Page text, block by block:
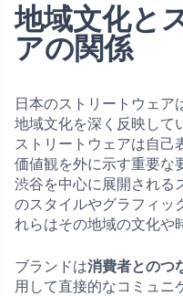
地域文化と
アの関係
日本のストリートウェア
地域文化を深く反映して
ストリートウェアは自己
価値観を外に示す重要な
渋谷を中心に展開される
のスタイルやグラフィッ
れらはその地域の文化や
ブランドは消費者とのつ
用して直接的なコミュニ